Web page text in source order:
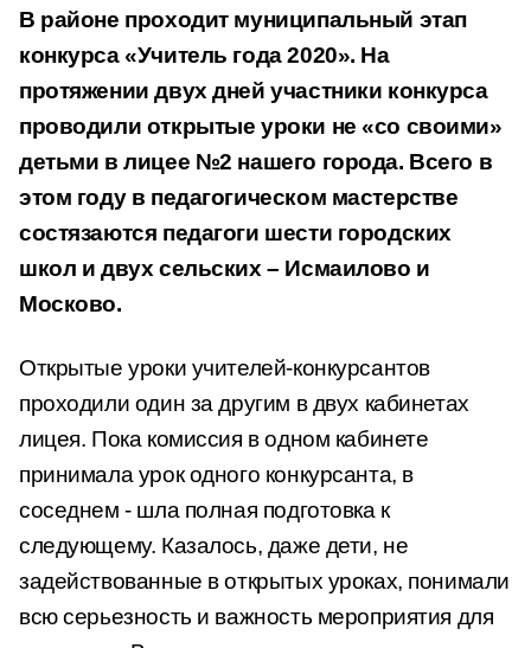
В районе проходит муниципальный этап
конкурса «Учитель года 2020». На
протяжении двух дней участники конкурса
проводили открытые уроки не «со своими»
детьми в лицее №2 нашего города. Всего в
этом году в педагогическом мастерстве
состязаются педагоги шести городских
школ и двух сельских – Исмаилово и
Москово.
Открытые уроки учителей-конкурсантов
проходили один за другим в двух кабинетах
лицея. Пока комиссия в одном кабинете
принимала урок одного конкурсанта, в
соседнем - шла полная подготовка к
следующему. Казалось, даже дети, не
задействованные в открытых уроках, понимали
всю серьезность и важность мероприятия для